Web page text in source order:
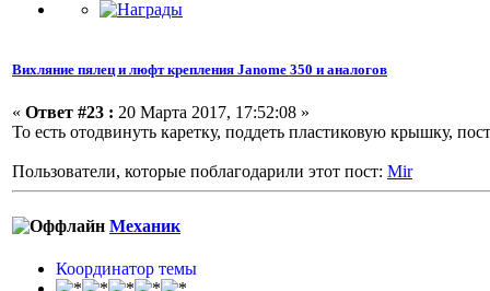
Вихляние пялец и люфт крепления Janome 350 и аналогов
« Ответ #23 : 20 Марта 2017, 17:52:08 »
То есть отодвинуть каретку, поддеть пластиковую крышку,
Пользователи, которые поблагодарили этот пост: Mir
Механик
Координатор темы